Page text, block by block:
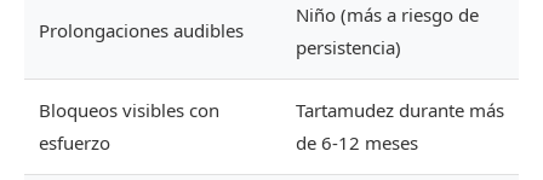
Prolongaciones audibles
Niño (más a riesgo de
persistencia)
Bloqueos visibles con
esfuerzo
Tartamudez durante más
de 6-12 meses